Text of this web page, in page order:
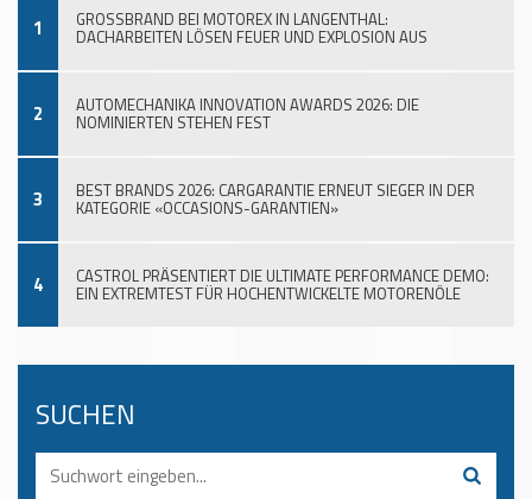
1 GROSSBRAND BEI MOTOREX IN LANGENTHAL:
DACHARBEITEN LÖSEN FEUER UND EXPLOSION AUS
2 AUTOMECHANIKA INNOVATION AWARDS 2026: DIE
NOMINIERTEN STEHEN FEST
3 BEST BRANDS 2026: CARGARANTIE ERNEUT SIEGER IN DER
KATEGORIE «OCCASIONS-GARANTIEN»
4 CASTROL PRÄSENTIERT DIE ULTIMATE PERFORMANCE DEMO:
EIN EXTREMTEST FÜR HOCHENTWICKELTE MOTORENÖLE
SUCHEN